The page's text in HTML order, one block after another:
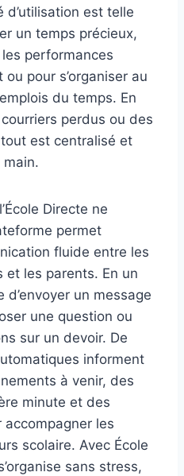
d’utilisation est telle
un temps précieux,
performances
pour s’organiser au
du temps. En
perdus ou des
est centralisé et
Directe ne
permet
fluide entre les
et les parents. En un
un message
une question ou
sur un devoir. De
informent
à venir, des
minute et des
accompagner les
scolaire. Avec École
sans stress,